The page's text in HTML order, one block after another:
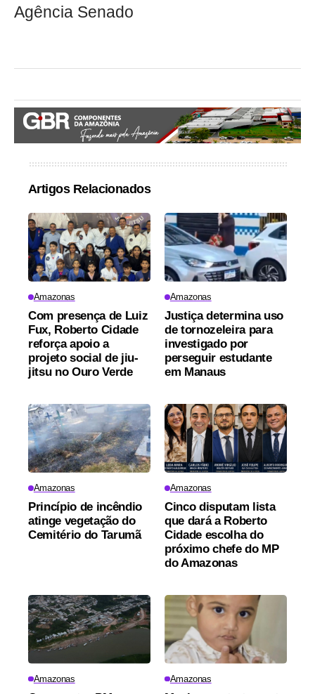
Agência Senado
Artigos Relacionados
Amazonas
Com presença de Luiz
Fux, Roberto Cidade
reforça apoio a
projeto social de jiu-
jitsu no Ouro Verde
Amazonas
Justiça determina uso
de tornozeleira para
investigado por
perseguir estudante
em Manaus
Amazonas
Princípio de incêndio
atinge vegetação do
Cemitério do Tarumã
Amazonas
Cinco disputam lista
que dará a Roberto
Cidade escolha do
próximo chefe do MP
do Amazonas
Amazonas Amazonas